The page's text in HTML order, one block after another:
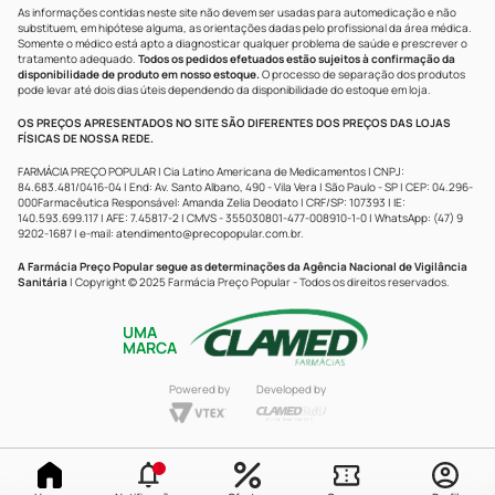
As informações contidas neste site não devem ser usadas para automedicação e não
substituem, em hipótese alguma, as orientações dadas pelo profissional da área médica.
Somente o médico está apto a diagnosticar qualquer problema de saúde e prescrever o
tratamento adequado. Todos os pedidos efetuados estão sujeitos à confirmação da
disponibilidade de produto em nosso estoque.O processo de separação dos produtos
pode levar até dois dias úteis dependendo da disponibilidade do estoque em loja.
OS PREÇOS APRESENTADOS NO SITE SÃO DIFERENTES DOS PREÇOS DAS LOJAS
FÍSICAS DE NOSSA REDE.
FARMÁCIA PREÇO POPULAR | Cia Latino Americana de Medicamentos | CNPJ:
84.683.481/0416-04 | End: Av. Santo Albano, 490 - Vila Vera | São Paulo - SP | CEP: 04.296-
000Farmacêutica Responsável: Amanda Zelia Deodato | CRF/SP: 107393 | IE:
140.593.699.117 | AFE: 7.45817-2 | CMVS - 355030801-477-008910-1-0 | WhatsApp: (47) 9
9202-1687 | e-mail: atendimento@precopopular.com.br.
A Farmácia Preço Popular segue as determinações da Agência Nacional de Vigilância
Sanitária | Copyright © 2025 Farmácia Preço Popular - Todos os direitos reservados.
UMA
MARCA
Powered by Developed by